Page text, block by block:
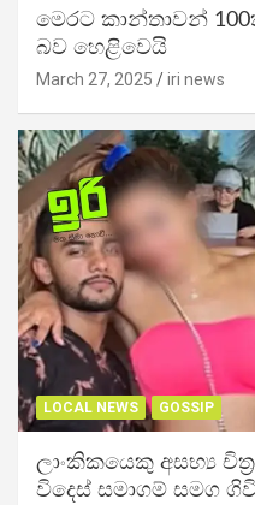
මෙරට කාන්තාවන්
බව හෙළිවෙයි
March 27, 2025 iri news
LOCAL NEWS GOSSIP
ලාංකිකයෙකු අසභ්‍ය
විදෙස් සමාගම් සමග